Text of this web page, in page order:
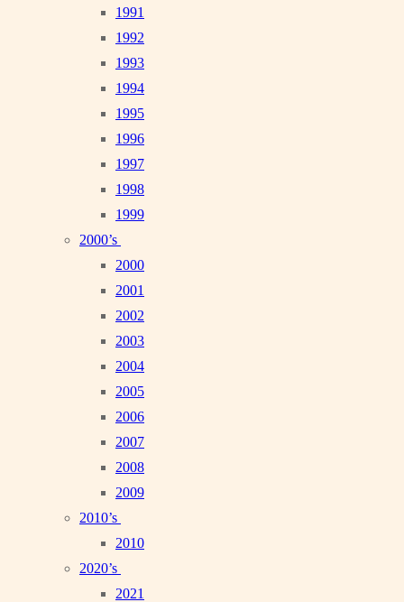
1991
1992
1993
1994
1995
1996
1997
1998
1999
2000’s
2000
2001
2002
2003
2004
2005
2006
2007
2008
2009
2010’s
2010
2020’s
2021